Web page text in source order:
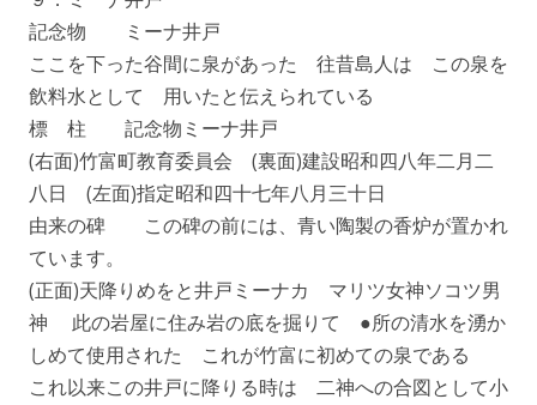
記念物 ミーナ井戸
ここを下った谷間に泉があった 往昔島人は この泉を
飲料水として 用いたと伝えられている
標 柱 記念物ミーナ井戸
(右面)竹富町教育委員会 (裏面)建設昭和四八年二月二
八日 (左面)指定昭和四十七年八月三十日
由来の碑 この碑の前には、青い陶製の香炉が置かれ
ています。
(正面)天降りめをと井戸ミーナカ マリツ女神ソコツ男
神 此の岩屋に住み岩の底を掘りて ●所の清水を湧か
しめて使用された これが竹富に初めての泉である
これ以来この井戸に降りる時は 二神への合図として小